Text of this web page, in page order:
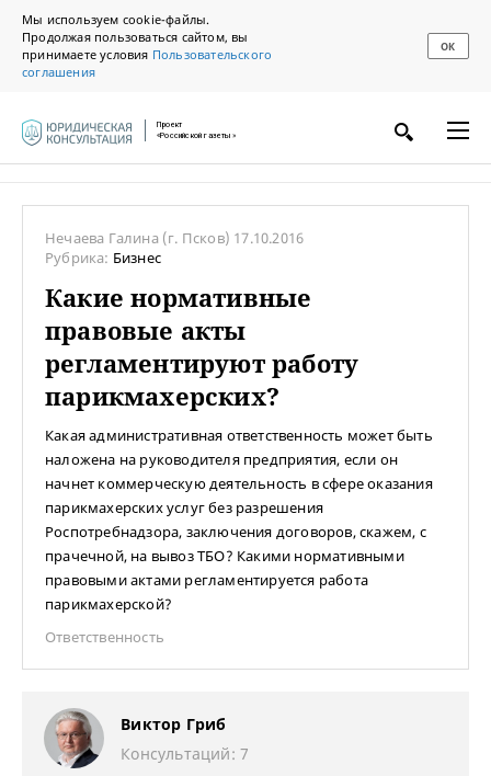
Мы используем cookie-файлы.
Продолжая пользоваться сайтом, вы
принимаете условия Пользовательского
соглашения
ОК
Проект
«Российской газеты»
Нечаева Галина(г. Псков) 17.10.2016
Рубрика: Бизнес
Какие нормативные
правовые акты
регламентируют работу
парикмахерских?
Какая административная ответственность может быть
наложена на руководителя предприятия, если он
начнет коммерческую деятельность в сфере оказания
парикмахерских услуг без разрешения
Роспотребнадзора, заключения договоров, скажем, с
прачечной, на вывоз ТБО? Какими нормативными
правовыми актами регламентируется работа
парикмахерской?
Ответственность
Виктор Гриб
Консультаций: 7